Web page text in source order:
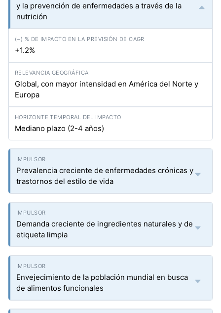
y la prevención de enfermedades a través de la
nutrición
+1.2%
Global, con mayor intensidad en América del Norte y
Europa
Mediano plazo (2-4 años)
Prevalencia creciente de enfermedades crónicas y
trastornos del estilo de vida
Demanda creciente de ingredientes naturales y de
etiqueta limpia
Envejecimiento de la población mundial en busca
de alimentos funcionales